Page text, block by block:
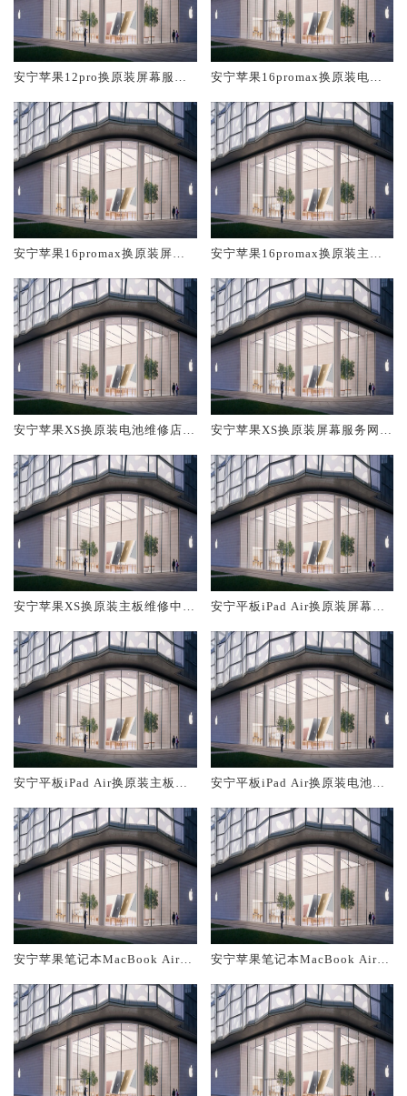
安宁苹果12pro换原装屏幕服务
安宁苹果16promax换原装电池
安宁苹果16promax换原装屏幕
安宁苹果16promax换原装主板
安宁苹果XS换原装电池维修店大
安宁苹果XS换原装屏幕服务网点
安宁苹果XS换原装主板维修中心
安宁平板iPad Air换原装屏幕服
安宁平板iPad Air换原装主板维
安宁平板iPad Air换原装电池维
安宁苹果笔记本MacBook Air换
安宁苹果笔记本MacBook Air换